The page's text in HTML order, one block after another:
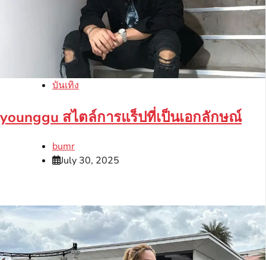
บันเทิง
younggu สไตล์การแร็ปที่เป็นเอกลักษณ์
bumr
July 30, 2025